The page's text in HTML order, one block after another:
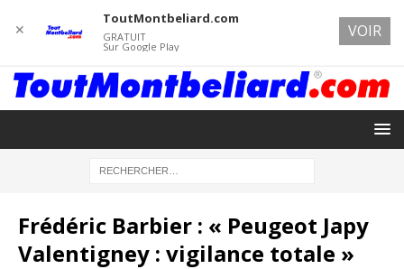
Frédéric Barbier : « Peugeot Japy
Valentigney : vigilance totale »
✕
ToutMontbeliard.com
GRATUIT
Sur Google Play
VOIR